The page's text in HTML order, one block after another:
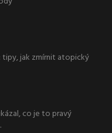
tipy, jak zmírnit atopický
co je to pravý